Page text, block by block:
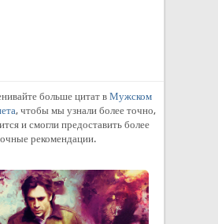
больше цитат в Мужском
, чтобы мы узнали более точно,
и смогли предоставить более
рекомендации.